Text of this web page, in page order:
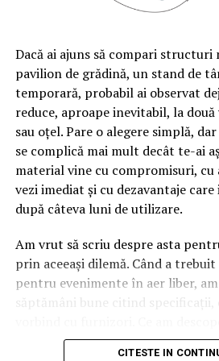
bilantbusiness.ro
Ziarul Companiilor –
Fiecare dintre cele cinci publicații
editorială și propriul unghi de
pornesc de la aceleași principii:
pe surse oficiale, actualizată
decizia de business. Conținutul
categorii precum Afaceri și
Economie și finanțe, Piețe și
Publicațiile sunt disponibile
fi accesate de pe orice dispozitiv.
noutățile direct pe site sau prin
Rețeaua este operată de SEO
Dacă ai ajuns să compari
pavilion de grădină, un stand de
temporară, probabil ai observat
reduce, aproape inevitabil, la
sau oțel. Pare o alegere simplă,
se complică mai mult decât te-ai
material vine cu compromisuri, cu
vezi imediat și cu dezavantaje
după câteva luni de utilizare.
Am vrut să scriu despre asta
prin aceeași dilemă. Când a
pentru evenimente în aer liber,
săptămâni bune citind specificații,
„corect” depinde mult de context,
CITESTE IN